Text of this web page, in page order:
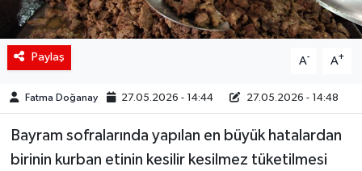
Paylaş A- A+
Fatma Doğanay 27.05.2026 - 14:44 27.05.2026 - 14:48
Bayram sofralarında yapılan en büyük hatalardan
birinin kurban etinin kesilir kesilmez tüketilmesi